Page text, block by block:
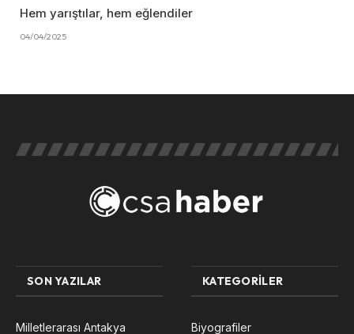
Hem yarıştılar, hem eğlendiler
04/04/2025
SON YAZILAR
Milletlerarası Antakya
KATEGORILER
Biyografiler